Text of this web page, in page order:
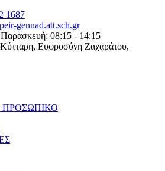
1687
gennad.att.sch.gr
Παρασκευή: 08:15 - 14:15
Ευφροσύνη Ζαχαράτου,
ΠΡΟΣΩΠΙΚΟ